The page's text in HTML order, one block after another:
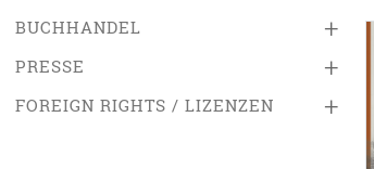
+
BUCHHANDEL
+
PRESSE
+
FOREIGN RIGHTS / LIZENZEN